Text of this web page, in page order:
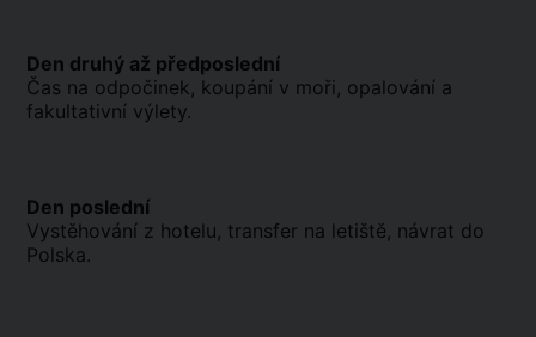
Den druhý až předposlední
Čas na odpočinek, koupání v moři, opalování a
fakultativní výlety.
Den poslední
Vystěhování z hotelu, transfer na letiště, návrat do
Polska.